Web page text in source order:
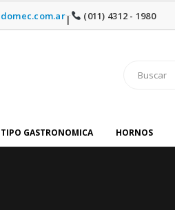
| (011) 4312 - 1980
GASTRONOMICA HORNOS